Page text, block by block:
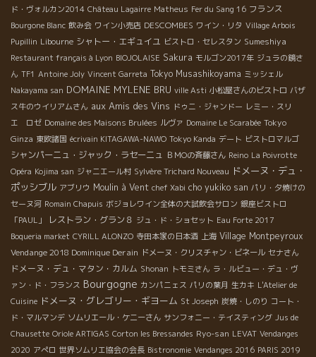
ド・ヴォルカン2014 Château Lagairre Matheus Fer du Sang 16 フランス
Bourgone Blanc 飲み会 ワイン小売店 DESCOMBES ワイン・リタ Village Arbois
Pupillin Libourne シャトー・エギュイユ ビストロ・セレスタン Sumeshiya
Restaurant français à Lyon BIOJOLAISE Sakura モルゴン2017年 ジュラの鏡さ
ん TF1 Antoine Joly Vincent Garreta Tokyo Musashikoyama ミッシェル
Nakayama san DOMAINE MYLENE BRU ville Asti 小松屋さんのビストロ バザ
ス牛のウイリアムさん aux Amis des Vins ドゥニ・ジャンドー レミー・スリ
エ ロゼ Domaine des Maisons Brulées ルヴァ Domaine Le Scarabée Tokyo
Ginza 東欧諸国 écrivain KITAGAWA-NAWO Tokyo Kanda デート ビストロマルゴ
シャンパーニュ・ジャック・ラセーニュ ＢＭОの斉藤さん Reino La Poivrotte
Opéra Kojima san ジャニエール村 Sylvère Trichard Nouveau ドメーヌ・デュ・
ポッシブル アブリウ Moulin à Vent chef Xabi cho yukiko san パリ・夕焼けの
セーヌ河 Romain Chapuis ボジョレワイン全体の大試飲会サロン 銀座ビストロ
「PAUL」
レストラン・グラン８ ジュ・ド・ショセット Eau Forte 2017
Boqueria market CYRILL ALONZO 寺田本家の日本酒 上海 Village Montpeyroux
Vendange 2018 Dominique Derain ドメーヌ・クリスチャン・ビネール セナさん
ドメーヌ・デュ・マタン・カルム Shonan トモミさん ラ・ルビュー・デュ・ヴ
ァン・ド・フランス Bourgogne カンパニェス パリの葉月 生カキ L'Atelier de
Cuisine ドメーヌ・グレゴリー・ギヨーム St Joseph 炭焼・しのり コート・
ド・マルマンデ ソムリエール・ケニーさん サンフォニー・テイスティング Jus de
Chausette Oriole ARTIGAS Corton les Bressandes Ryo-san LEVAT Vendanges
2020 アぺロ 世界ソムリエ協会の会長 Bistronomie Vendanges 2016 PARIS 2019